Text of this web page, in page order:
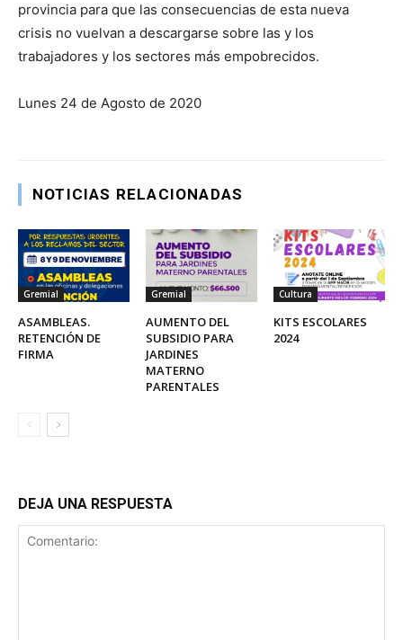
provincia para que las consecuencias de esta nueva
crisis no vuelvan a descargarse sobre las y los
trabajadores y los sectores más empobrecidos.
Lunes 24 de Agosto de 2020
NOTICIAS RELACIONADAS
Gremial
ASAMBLEAS.
RETENCIÓN DE
FIRMA
Gremial
AUMENTO DEL
SUBSIDIO PARA
JARDINES
MATERNO
PARENTALES
Cultura
KITS ESCOLARES
2024
DEJA UNA RESPUESTA